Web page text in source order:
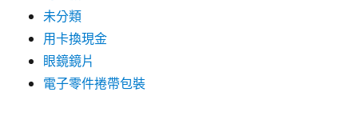
未分類
用卡換現金
眼鏡鏡片
電子零件捲帶包裝